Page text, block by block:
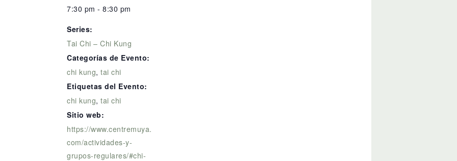
7:30 pm - 8:30 pm
Series:
Tai Chi – Chi Kung
Categorías de Evento:
chi kung,tai chi
Etiquetas del Evento:
chi kung,tai chi
Sitio web:
https://www.centremuya.
com/actividades-y-
grupos-regulares/#chi-